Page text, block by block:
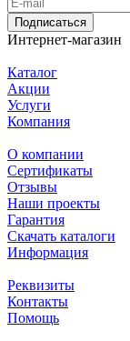
Подписаться
Интернет-магазин
Каталог
Акции
Услуги
Компания
О компании
Сертификаты
Отзывы
Наши проекты
Гарантия
Скачать каталоги
Информация
Реквизиты
Контакты
Помощь